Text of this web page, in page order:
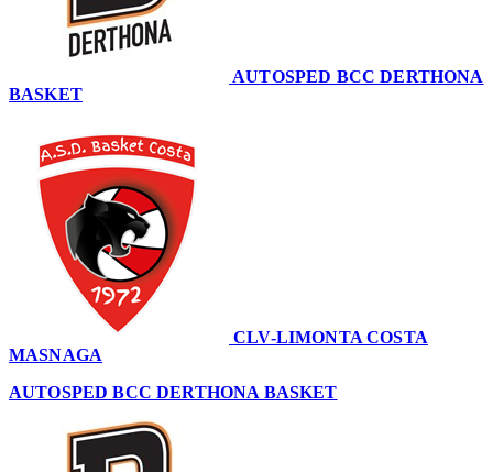
AUTOSPED BCC DERTHONA
BASKET
CLV-LIMONTA COSTA
MASNAGA
AUTOSPED BCC DERTHONA BASKET